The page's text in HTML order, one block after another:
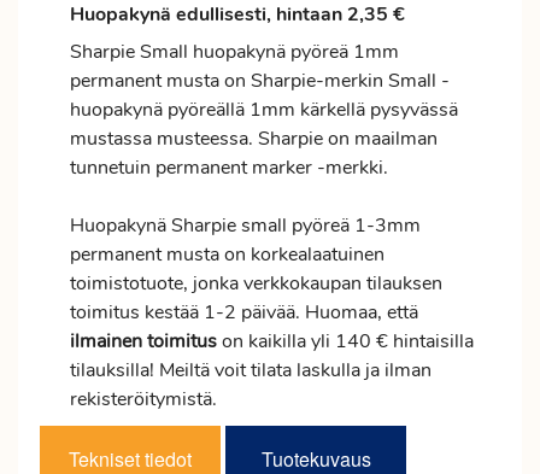
Huopakynä edullisesti, hintaan 2,35 €
Sharpie Small huopakynä pyöreä 1mm
permanent musta on Sharpie-merkin Small -
huopakynä pyöreällä 1mm kärkellä pysyvässä
mustassa musteessa. Sharpie on maailman
tunnetuin permanent marker -merkki.
Huopakynä Sharpie small pyöreä 1-3mm
permanent musta on korkealaatuinen
toimistotuote, jonka verkkokaupan tilauksen
toimitus kestää 1-2 päivää. Huomaa, että
ilmainentoimituson kaikilla yli 140 € hintaisilla
tilauksilla! Meiltä voit tilata laskulla ja ilman
rekisteröitymistä.
Tekniset tiedot Tuotekuvaus